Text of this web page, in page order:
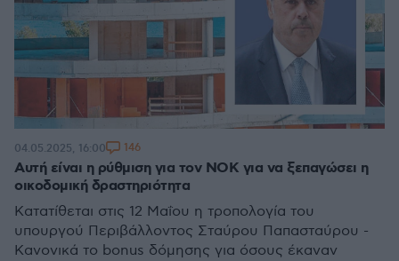
Αυτή είναι η ρύθμιση για τον ΝΟΚ για να ξεπαγώσει η
οικοδομική δραστηριότητα
Κατατίθεται στις 12 Μαΐου η τροπολογία του
υπουργού Περιβάλλοντος Σταύρου Παπασταύρου -
Κανονικά το bonus δόμησης για όσους έκαναν
04.05.2025, 16:00 146